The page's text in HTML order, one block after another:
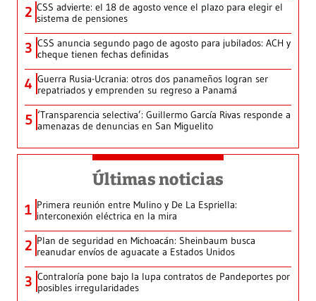
2 CSS advierte: el 18 de agosto vence el plazo para elegir el
sistema de pensiones
3 CSS anuncia segundo pago de agosto para jubilados: ACH y
cheque tienen fechas definidas
4 Guerra Rusia-Ucrania: otros dos panameños logran ser
repatriados y emprenden su regreso a Panamá
5 ‘Transparencia selectiva’: Guillermo García Rivas responde a
amenazas de denuncias en San Miguelito
Últimas noticias
1 Primera reunión entre Mulino y De La Espriella:
interconexión eléctrica en la mira
2 Plan de seguridad en Michoacán: Sheinbaum busca
reanudar envíos de aguacate a Estados Unidos
3 Contraloría pone bajo la lupa contratos de Pandeportes por
posibles irregularidades